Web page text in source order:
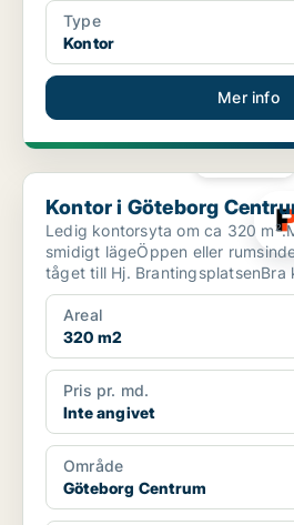
Type
Kontor
Mer info
Kontor i Göteborg Centrum
Kontor i Göteborg
Ledig kontorsyta om ca 320
smidigt lägeÖppen eller
tåget till Hj. BrantingsplatsenBra
Areal
320 m2
Pris pr. md.
Inte angivet
Område
Göteborg Centrum